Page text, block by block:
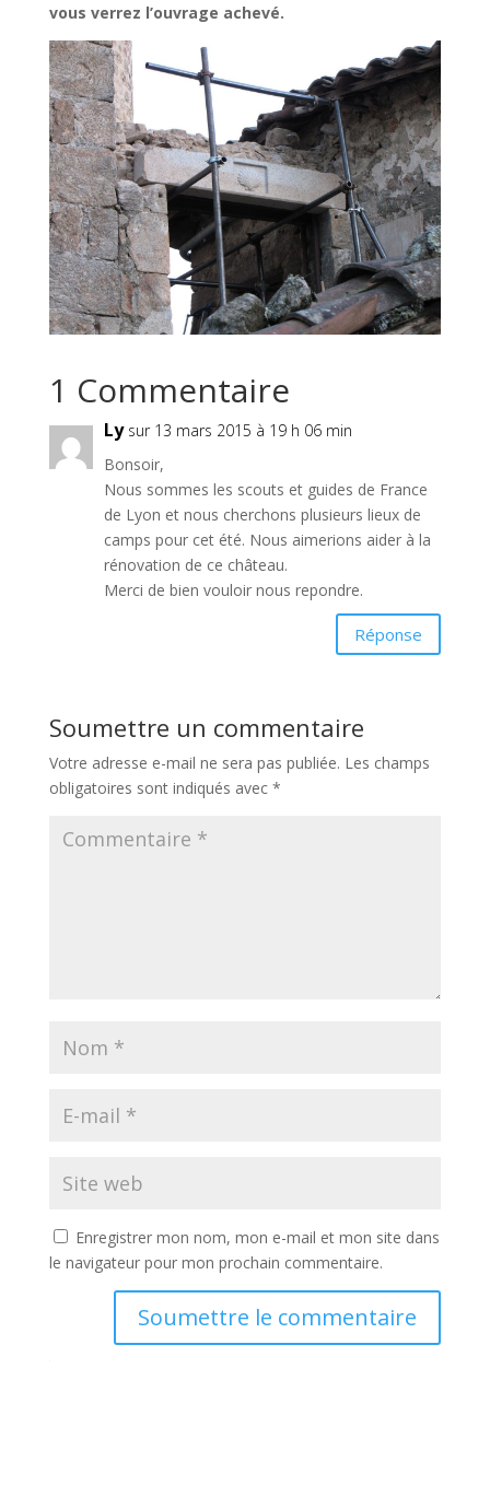
vous verrez l’ouvrage achevé.
1 Commentaire
Ly sur 13 mars 2015 à 19 h 06 min
Bonsoir,
Nous sommes les scouts et guides de France
de Lyon et nous cherchons plusieurs lieux de
camps pour cet été. Nous aimerions aider à la
rénovation de ce château.
Merci de bien vouloir nous repondre.
Réponse
Soumettre un commentaire
Votre adresse e-mail ne sera pas publiée. Les champs
obligatoires sont indiqués avec *
Enregistrer mon nom, mon e-mail et mon site dans
le navigateur pour mon prochain commentaire.
Soumettre le commentaire